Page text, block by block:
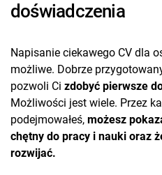
doświadczenia
Napisanie ciekawego CV dla
możliwe. Dobrze
pozwoli Ci zdobyć pierwsze
Możliwości jest wiele. Przez
podejmowałeś, możesz
chętny do pracy i nauki oraz
rozwijać.